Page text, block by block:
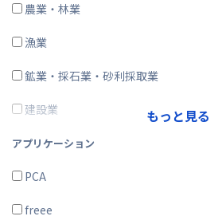
CRM・SFA
ERP
在庫購買
その他
農業・林業
漁業
鉱業・採石業・砂利採取業
建設業
製造業
電気・ガス・熱供給・水道業
情報通信業
もっと見る
アプリケーション
PCA
freee